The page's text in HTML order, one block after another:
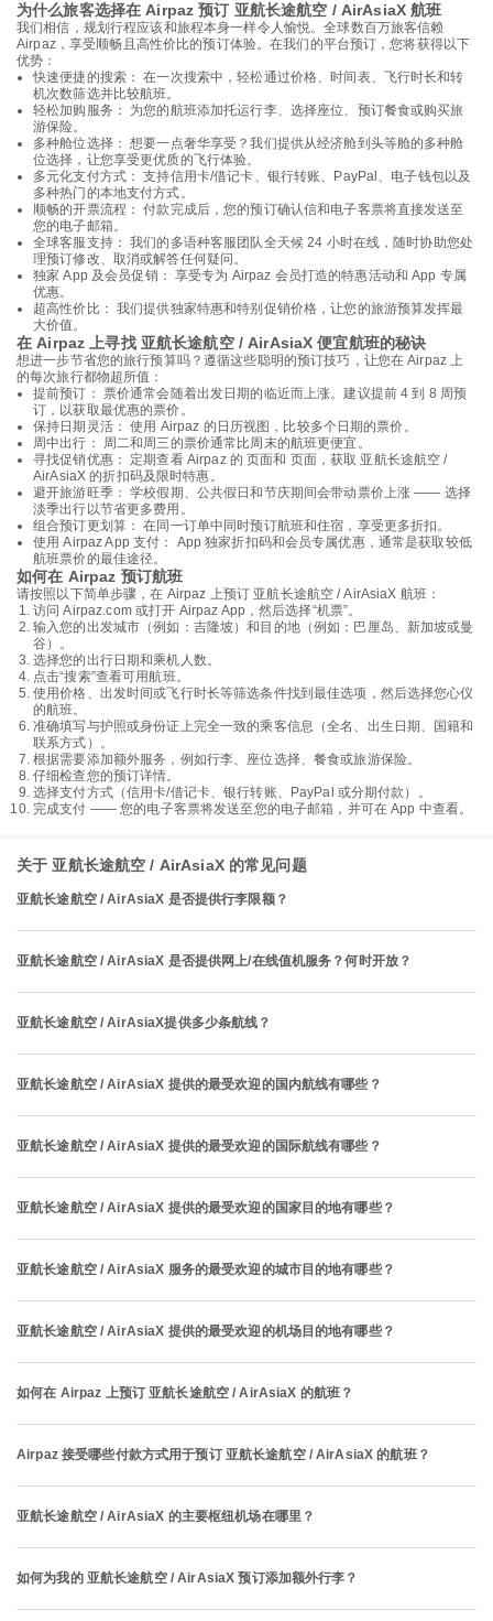
为什么旅客选择在 Airpaz 预订 亚航长途航空 / AirAsiaX 航班
我们相信，规划行程应该和旅程本身一样令人愉悦。全球数百万旅客信赖
Airpaz，享受顺畅且高性价比的预订体验。在我们的平台预订，您将获得以下
优势：
快速便捷的搜索： 在一次搜索中，轻松通过价格、时间表、飞行时长和转
机次数筛选并比较航班。
轻松加购服务： 为您的航班添加托运行李、选择座位、预订餐食或购买旅
游保险。
多种舱位选择： 想要一点奢华享受？我们提供从经济舱到头等舱的多种舱
位选择，让您享受更优质的飞行体验。
多元化支付方式： 支持信用卡/借记卡、银行转账、PayPal、电子钱包以及
多种热门的本地支付方式。
顺畅的开票流程： 付款完成后，您的预订确认信和电子客票将直接发送至
您的电子邮箱。
全球客服支持： 我们的多语种客服团队全天候 24 小时在线，随时协助您处
理预订修改、取消或解答任何疑问。
独家 App 及会员促销： 享受专为 Airpaz 会员打造的特惠活动和 App 专属
优惠。
超高性价比： 我们提供独家特惠和特别促销价格，让您的旅游预算发挥最
大价值。
在 Airpaz 上寻找 亚航长途航空 / AirAsiaX 便宜航班的秘诀
想进一步节省您的旅行预算吗？遵循这些聪明的预订技巧，让您在 Airpaz 上
的每次旅行都物超所值：
提前预订： 票价通常会随着出发日期的临近而上涨。建议提前 4 到 8 周预
订，以获取最优惠的票价。
保持日期灵活： 使用 Airpaz 的日历视图，比较多个日期的票价。
周中出行： 周二和周三的票价通常比周末的航班更便宜。
寻找促销优惠： 定期查看 Airpaz 的 页面和 页面，获取 亚航长途航空 /
AirAsiaX 的折扣码及限时特惠。
避开旅游旺季： 学校假期、公共假日和节庆期间会带动票价上涨 —— 选择
淡季出行以节省更多费用。
组合预订更划算： 在同一订单中同时预订航班和住宿，享受更多折扣。
使用 Airpaz App 支付： App 独家折扣码和会员专属优惠，通常是获取较低
航班票价的最佳途径。
如何在 Airpaz 预订航班
请按照以下简单步骤，在 Airpaz 上预订 亚航长途航空 / AirAsiaX 航班：
访问 Airpaz.com 或打开 Airpaz App，然后选择“机票”。
输入您的出发城市（例如：吉隆坡）和目的地（例如：巴厘岛、新加坡或曼
谷）。
选择您的出行日期和乘机人数。
点击“搜索”查看可用航班。
使用价格、出发时间或飞行时长等筛选条件找到最佳选项，然后选择您心仪
的航班。
准确填写与护照或身份证上完全一致的乘客信息（全名、出生日期、国籍和
联系方式）。
根据需要添加额外服务，例如行李、座位选择、餐食或旅游保险。
仔细检查您的预订详情。
选择支付方式（信用卡/借记卡、银行转账、PayPal 或分期付款）。
完成支付 —— 您的电子客票将发送至您的电子邮箱，并可在 App 中查看。
关于 亚航长途航空 / AirAsiaX 的常见问题
亚航长途航空 / AirAsiaX 是否提供行李限额？
亚航长途航空 / AirAsiaX 是否提供网上/在线值机服务？何时开放？
亚航长途航空 / AirAsiaX提供多少条航线？
亚航长途航空 / AirAsiaX 提供的最受欢迎的国内航线有哪些？
亚航长途航空 / AirAsiaX 提供的最受欢迎的国际航线有哪些？
亚航长途航空 / AirAsiaX 提供的最受欢迎的国家目的地有哪些？
亚航长途航空 / AirAsiaX 服务的最受欢迎的城市目的地有哪些？
亚航长途航空 / AirAsiaX 提供的最受欢迎的机场目的地有哪些？
如何在 Airpaz 上预订 亚航长途航空 / AirAsiaX 的航班？
Airpaz 接受哪些付款方式用于预订 亚航长途航空 / AirAsiaX 的航班？
亚航长途航空 / AirAsiaX 的主要枢纽机场在哪里？
如何为我的 亚航长途航空 / AirAsiaX 预订添加额外行李？